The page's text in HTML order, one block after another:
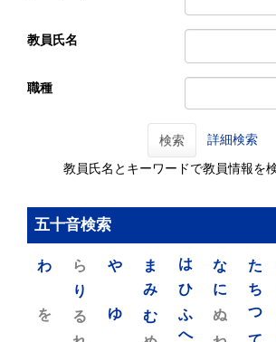
教員氏名
職種
検索 詳細検索
教員氏名とキーワードで教員情報を
五十音検索
た
ち
つ
て
な
に
ぬ
ね
は
ひ
ふ
へ
ま
み
む
め
や
ゆ
ら
り
る
れ
わ
を